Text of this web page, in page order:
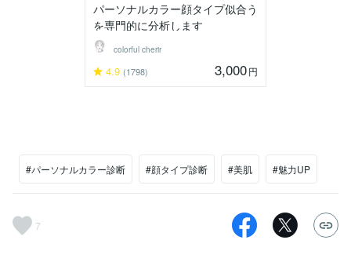
パーソナルカラー顔タイプ似合う
を専門的に分析します
colorful cherir
4.9 (1798) 3,000円
#パーソナルカラー診断 #顔タイプ診断 #美肌 #魅力UP
7